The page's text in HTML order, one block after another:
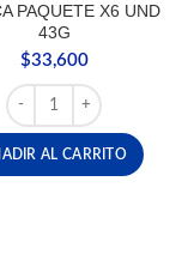
45 UND cantidad
PAQUETE X6 UND
43G
$33,600
HERSHEYS
AL CARRITO